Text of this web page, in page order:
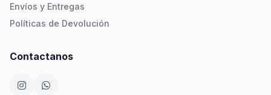
Envíos y Entregas
Políticas de Devolución
Contactanos